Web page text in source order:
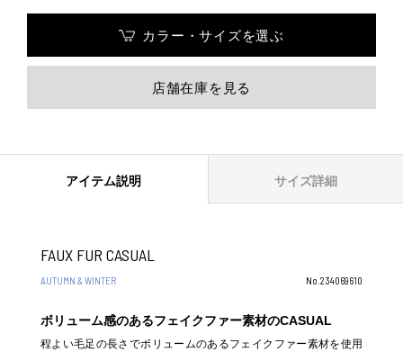
カラー・サイズを選ぶ
店舗在庫を見る
アイテム説明 サイズ詳細
FAUX FUR CASUAL
AUTUMN & WINTER No.234069610
ボリューム感のあるフェイクファー素材のCASUAL
程よい毛足の長さでボリュームのあるフェイクファー素材を使用